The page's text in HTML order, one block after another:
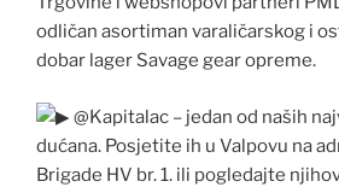
odličan asortiman varaličarskog i
dobar lager Savage gear opreme.
@Kapitalac – jedan od naših
dućana. Posjetite ih u Valpovu na
Brigade HV br. 1. ili pogledajte